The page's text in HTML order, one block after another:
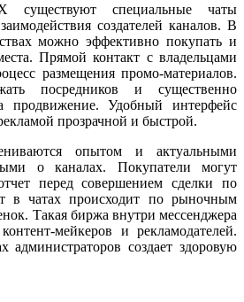
существуют специальные чаты
создателей каналов. В
можно эффективно покупать и
Прямой контакт с владельцами
размещения промо-материалов.
посредников и существенно
продвижение. Удобный интерфейс
прозрачной и быстрой.
опытом и актуальными
о каналах. Покупатели могут
перед совершением сделки по
в чатах происходит по рыночным
Такая биржа внутри мессенджера
мейкеров и рекламодателей.
администраторов создает здоровую